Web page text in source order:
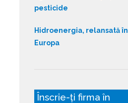
pesticide
Hidroenergia, relansată în
Europa
Înscrie-ți firma în